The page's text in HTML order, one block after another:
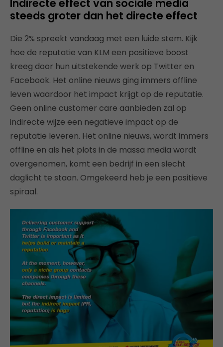
Indirecte effect van sociale media
steeds groter dan het directe effect
Die 2% spreekt vandaag met een luide stem. Kijk
hoe de reputatie van KLM een positieve boost
kreeg door hun uitstekende werk op Twitter en
Facebook. Het online nieuws ging immers offline
leven waardoor het impact krijgt op de reputatie.
Geen online customer care aanbieden zal op
indirecte wijze een negatieve impact op de
reputatie leveren. Het online nieuws, wordt immers
offline en als het plots in de massa media wordt
overgenomen, komt een bedrijf in een slecht
daglicht te staan. Omgekeerd heb je een positieve
spiraal.